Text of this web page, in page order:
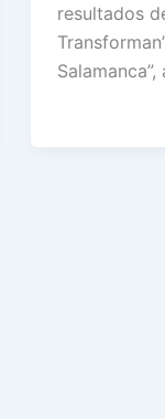
resultados